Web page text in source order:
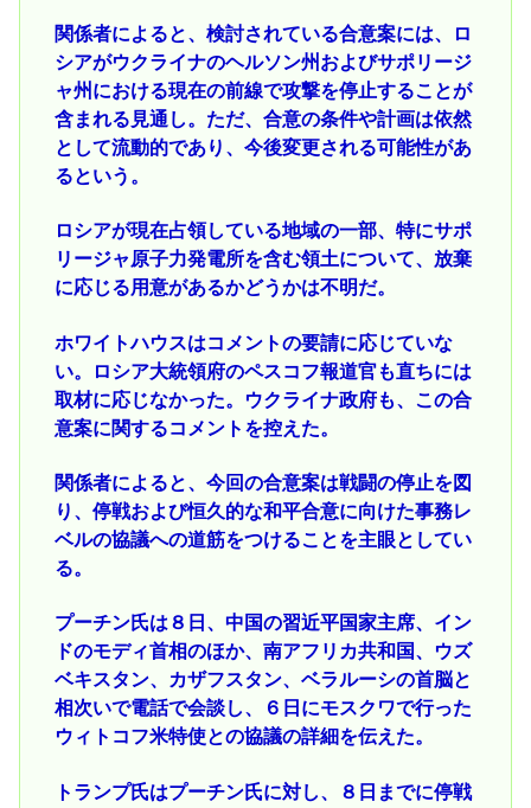
関係者によると、検討されている合意案には、ロ
シアがウクライナのヘルソン州およびサポリージ
ャ州における現在の前線で攻撃を停止することが
含まれる見通し。ただ、合意の条件や計画は依然
として流動的であり、今後変更される可能性があ
るという。
ロシアが現在占領している地域の一部、特にサポ
リージャ原子力発電所を含む領土について、放棄
に応じる用意があるかどうかは不明だ。
ホワイトハウスはコメントの要請に応じていな
い。ロシア大統領府のペスコフ報道官も直ちには
取材に応じなかった。ウクライナ政府も、この合
意案に関するコメントを控えた。
関係者によると、今回の合意案は戦闘の停止を図
り、停戦および恒久的な和平合意に向けた事務レ
ベルの協議への道筋をつけることを主眼としてい
る。
プーチン氏は８日、中国の習近平国家主席、イン
ドのモディ首相のほか、南アフリカ共和国、ウズ
ベキスタン、カザフスタン、ベラルーシの首脳と
相次いで電話で会談し、６日にモスクワで行った
ウィトコフ米特使との協議の詳細を伝えた。
トランプ氏はプーチン氏に対し、８日までに停戦